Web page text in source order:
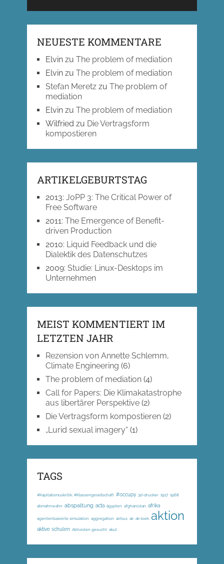
NEUESTE KOMMENTARE
Elvinzu The problem of mediation
Elvinzu The problem of mediation
Stefan Meretzzu The problem of
mediation
Elvinzu The problem of mediation
Wilfried zu Die Vertragsform
kompostieren
ARTIKELGEBURTSTAG
2013: JoPP 3: The Critical Power of
Free Software
2011: The Emergence of Benefit-
driven Production
2010: Liquid Feedback und die
Dialektik des Datenschutzes
2009: Studie: Linux-Desktops im
Unternehmen
MEIST KOMMENTIERT IM
LETZTEN JAHR
Rezension von Annette Schlemm,
Climate Engineering (6)
The problem of mediation(4)
Call for Papers: Die Klimakatastrophe
aus libertärer Perspektive(2)
Die Vertragsform kompostieren(2)
„Lurid sexual imagery“ (1)
TAGS
#Kapitalismuskritik; #Klassengesellschaft #occupy 3d-drucker 1917 1968
abmahnwahn abspaltung acta ägypten afghanistan afrika
agentenbasierte simulation aggregation airbus ak ak-loek aktion
aktive schulen Aktivisten gesucht akut